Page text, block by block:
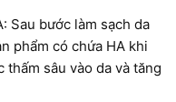
Sau bước làm sạch da
phẩm có chứa HA khi
sâu vào da và tăng